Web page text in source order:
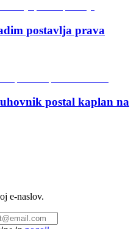
postavlja prava
postal kaplan na
e-naslov.